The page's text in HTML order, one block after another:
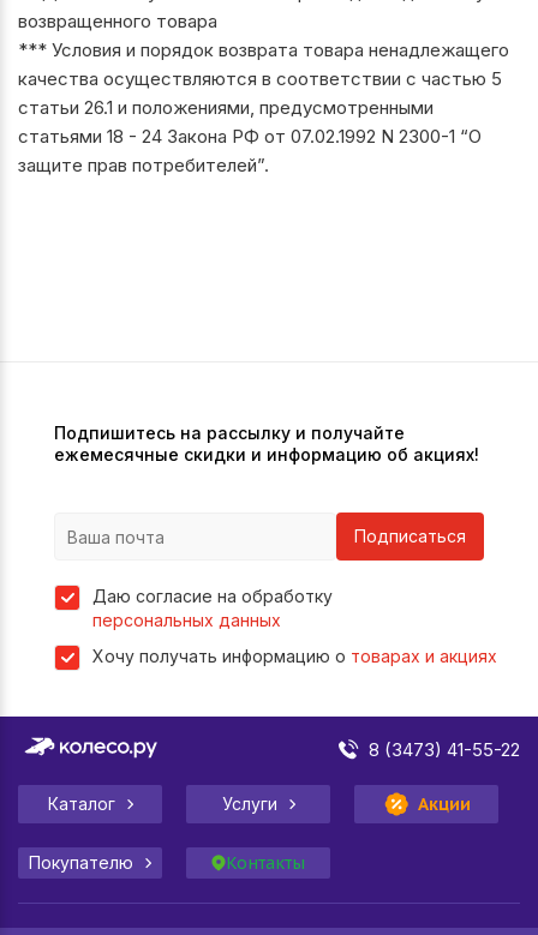
возвращенного товара
*** Условия и порядок возврата товара ненадлежащего
качества осуществляются в соответствии с частью 5
статьи 26.1 и положениями, предусмотренными
статьями 18 - 24 Закона РФ от 07.02.1992 N 2300-1 “О
защите прав потребителей”.
Подпишитесь на рассылку и получайте
ежемесячные скидки и информацию об акциях!
Подписаться
Даю согласие на обработку
персональных данных
Хочу получать информацию о товарах и акциях
8 (3473) 41-55-22
Каталог Услуги Акции
Покупателю Контакты